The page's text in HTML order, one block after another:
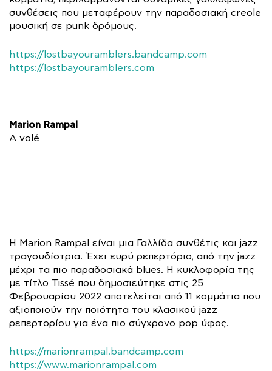
συνθέσεις που μεταφέρουν την παραδοσιακή creole
μουσική σε punk δρόμους.
https://lostbayouramblers.bandcamp.com
https://lostbayouramblers.com
Marion Rampal
A volé
H Marion Rampal είναι μια Γαλλίδα συνθέτις και jazz
τραγουδίστρια. Έχει ευρύ ρεπερτόριο, από την jazz
μέχρι τα πιο παραδοσιακά blues. Η κυκλοφορία της
με τίτλο Tissé που δημοσιεύτηκε στις 25
Φεβρουαρίου 2022 αποτελείται από 11 κομμάτια που
αξιοποιούν την ποιότητα του κλασικού jazz
ρεπερτορίου για ένα πιο σύγχρονο pop ύφος.
https://marionrampal.bandcamp.com
https://www.marionrampal.com